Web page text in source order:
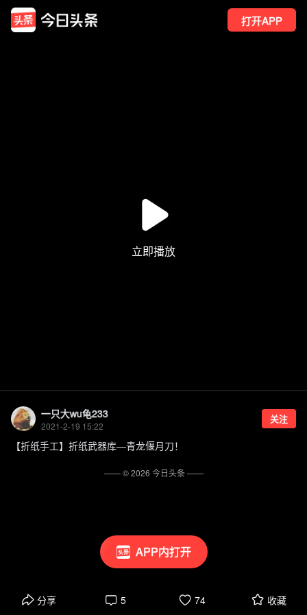
打开APP
APP内打开
一只大wu龟233
2021-2-19 15:22
关注
【折纸手工】折纸武器库—青龙偃月刀！
分享 5 74 收藏
—— ©2026 今日头条——